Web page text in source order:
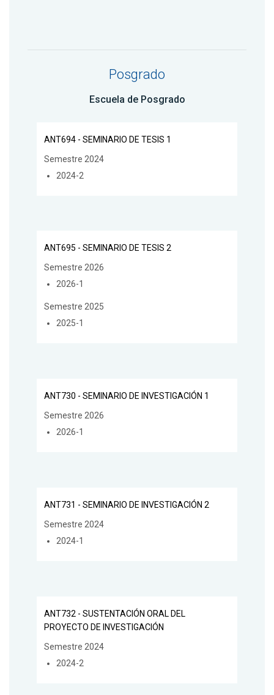
Posgrado
Escuela de Posgrado
ANT694 - SEMINARIO DE TESIS 1
Semestre 2024
2024-2
ANT695 - SEMINARIO DE TESIS 2
Semestre 2026
2026-1
Semestre 2025
2025-1
ANT730 - SEMINARIO DE INVESTIGACIÓN 1
Semestre 2026
2026-1
ANT731 - SEMINARIO DE INVESTIGACIÓN 2
Semestre 2024
2024-1
ANT732 - SUSTENTACIÓN ORAL DEL
PROYECTO DE INVESTIGACIÓN
Semestre 2024
2024-2